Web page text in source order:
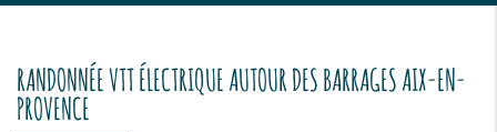
RANDONNÉE VTT ÉLECTRIQUE AUTOUR DES BARRAGES AIX-EN-
PROVENCE